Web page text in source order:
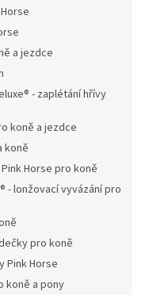
a jezdce
- zaplétání hřívy
koně a jezdce
koně
Pink Horse pro koně
- lonžovací vyvázání pro
pro koně
Pink Horse
koně a pony